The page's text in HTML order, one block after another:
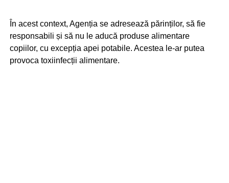
În acest context, Agenția se adresează părinților, să fie
responsabili și să nu le aducă produse alimentare
copiilor, cu excepția apei potabile. Acestea le-ar putea
provoca toxiinfecții alimentare.